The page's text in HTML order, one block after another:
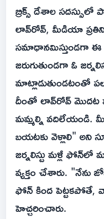
బ్రిక్స్ దేశాల సదస్సులో
లావ్‌రోవ్, మీడియా
సమాధానమిస్తుండగా
జరుగుతుండగా ఓ
మాట్లాడుతుండటంతో
దీంతో లావ్‌రోవ్ మొదట
మమ్మల్ని వదిలేయండి.
బ‌య‌ట‌కు వెళ్లాలి" అని
జర్నలిస్టు మళ్లీ
వ్య‌క్తం చేశారు.
ఫోన్ కింద పెట్టకపోతే,
హెచ్చరించారు.